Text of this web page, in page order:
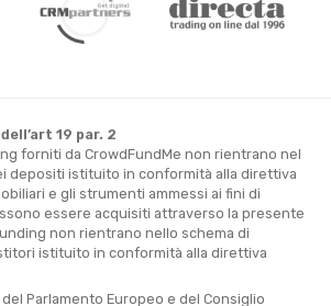
19 par. 2
forniti da CrowdFundMe non rientrano nel
depositi istituito in conformità alla direttiva
e gli strumenti ammessi ai fini di
essere acquisiti attraverso la presente
non rientrano nello schema di
istituito in conformità alla direttiva
Parlamento Europeo e del Consiglio